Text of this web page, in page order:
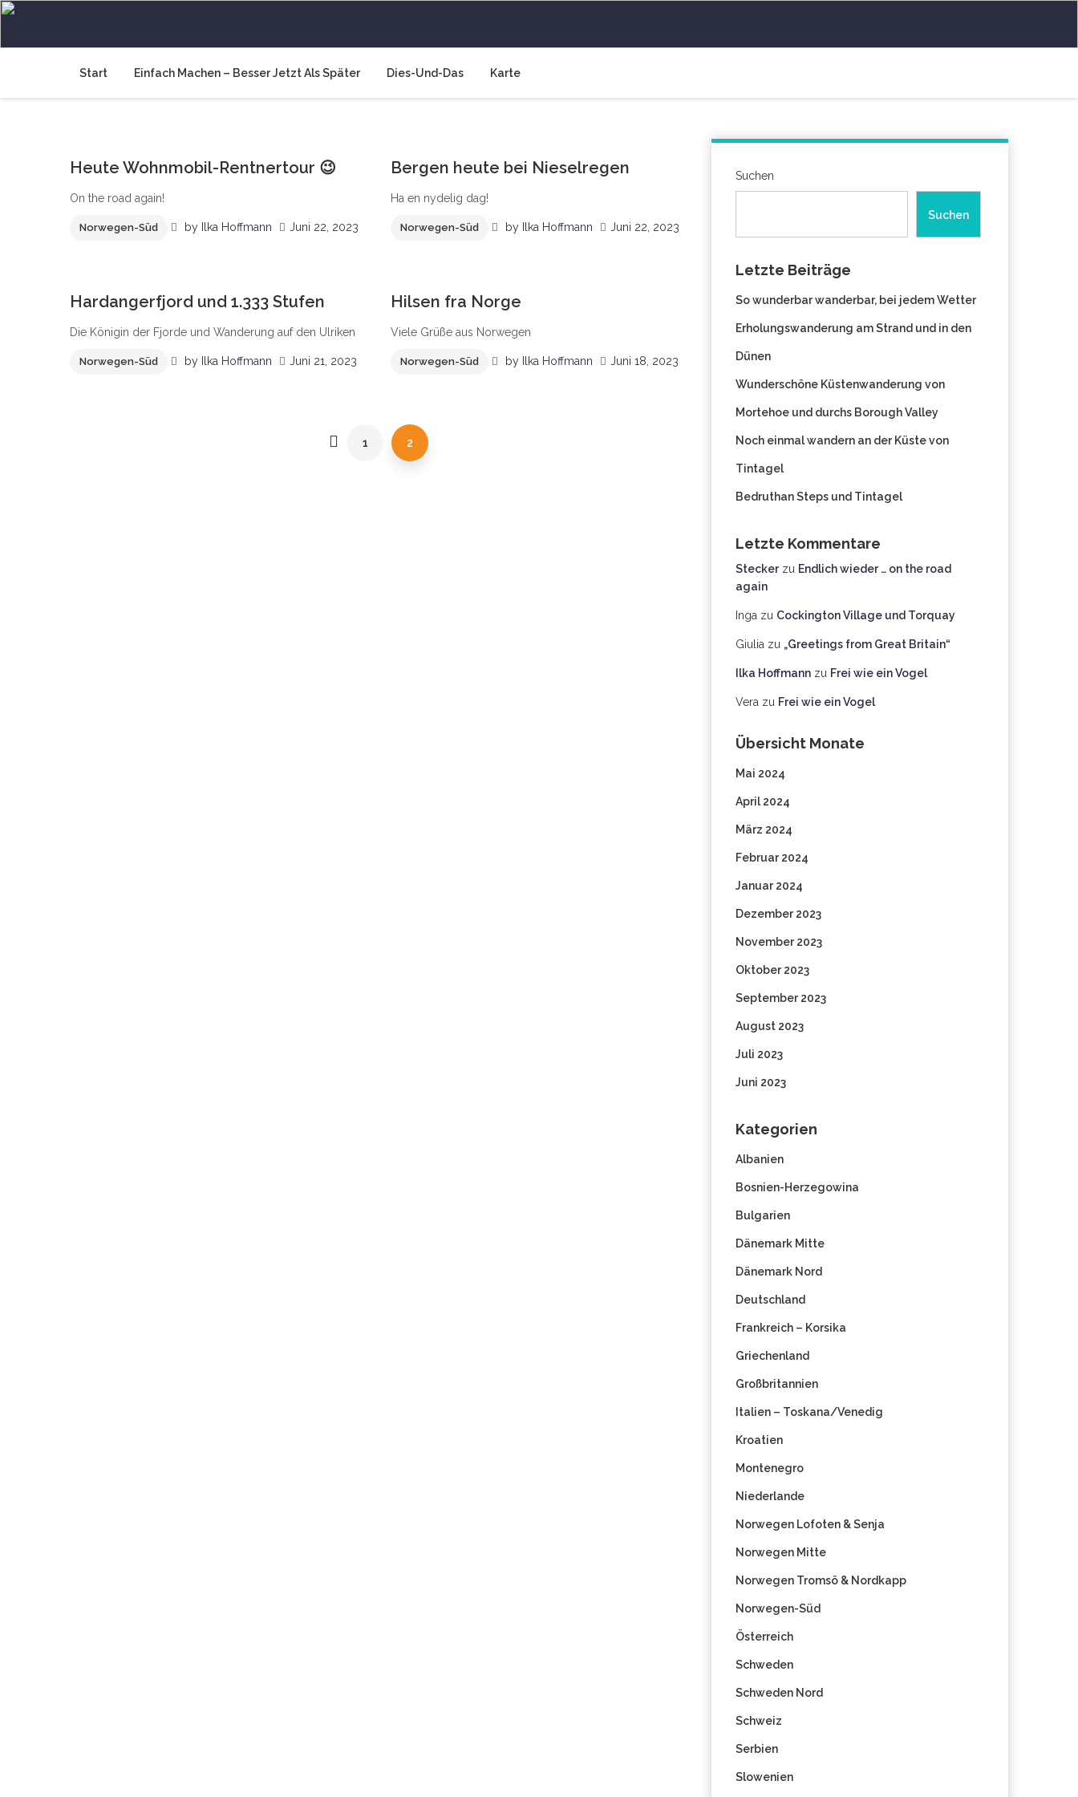
Skip
Start Einfach Machen – Besser Jetzt Als Später Dies-Und-Das Karte
Heute Wohnmobil-Rentnertour 😉
On the road again!
Norwegen-Süd by Ilka Hoffmann Juni 22, 2023
Bergen heute bei Nieselregen
Ha en nydelig dag!
Norwegen-Süd by Ilka Hoffmann Juni 22, 2023
Hardangerfjord und 1.333 Stufen
Die Königin der Fjorde und Wanderung auf den Ulriken
Norwegen-Süd by Ilka Hoffmann Juni 21, 2023
Hilsen fra Norge
Viele Grüße aus Norwegen
Norwegen-Süd by Ilka Hoffmann Juni 18, 2023
1 2
Suchen
Suchen
Letzte Beiträge
So wunderbar wanderbar, bei jedem Wetter
Erholungswanderung am Strand und in den
Dünen
Wunderschöne Küstenwanderung von
Mortehoe und durchs Borough Valley
Noch einmal wandern an der Küste von
Tintagel
Bedruthan Steps und Tintagel
Letzte Kommentare
Steckerzu Endlich wieder … on the road
again
Inga zu Cockington Village und Torquay
Giulia zu „Greetings from Great Britain“
Ilka Hoffmann zu Frei wie ein Vogel
Vera zu Frei wie ein Vogel
Übersicht Monate
Mai 2024
April 2024
März 2024
Februar 2024
Januar 2024
Dezember 2023
November 2023
Oktober 2023
September 2023
August 2023
Juli 2023
Juni 2023
Kategorien
Albanien
Bosnien-Herzegowina
Bulgarien
Dänemark Mitte
Dänemark Nord
Deutschland
Frankreich – Korsika
Griechenland
Großbritannien
Italien – Toskana/Venedig
Kroatien
Montenegro
Niederlande
Norwegen Lofoten & Senja
Norwegen Mitte
Norwegen Tromsö & Nordkapp
Norwegen-Süd
Österreich
Schweden
Schweden Nord
Schweiz
Serbien
Slowenien